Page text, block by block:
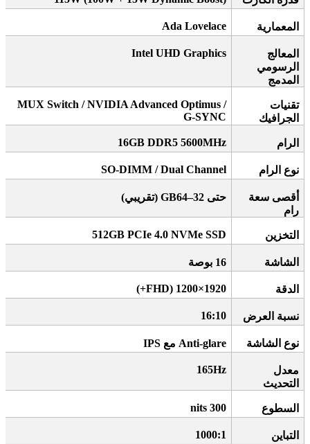
المعمارية Ada Lovelace
المعالج
الرسومي
المدمج
Intel UHD Graphics
تقنيات
الجرافيك
MUX Switch / NVIDIA Advanced Optimus /
G-SYNC
الرام 16GB DDR5 5600MHz
نوع الرام SO-DIMM / Dual Channel
أقصى سعة
رام
حتى 32–64 GB ( تقريبي)
التخزين 512GB PCIe 4.0 NVMe SSD
الشاشة 16 بوصة
الدقة 1920×1200 (FHD+)
نسبة العرض 16:10
نوع الشاشة IPS مع Anti-glare
معدل
التحديث
165Hz
السطوع 300 nits
التباين 1000:1